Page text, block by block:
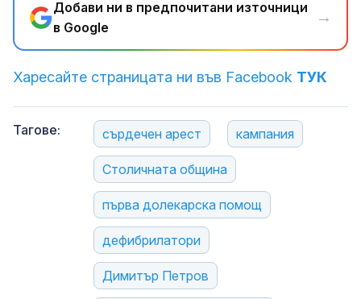
Добави ни в предпочитани източници
в Google
→
Харесайте страницата ни във Facebook ТУК
Тагове: сърдечен арест кампания
Столичната община
първа долекарска помощ
дефибрилатори
Димитър Петров